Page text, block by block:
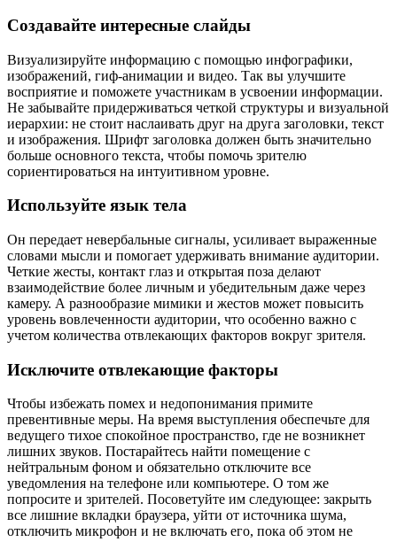
Создавайте интересные слайды
Визуализируйте информацию с помощью инфографики,
изображений, гиф-анимации и видео. Так вы улучшите
восприятие и поможете участникам в усвоении информации.
Не забывайте придерживаться четкой структуры и визуальной
иерархии: не стоит наслаивать друг на друга заголовки, текст
и изображения. Шрифт заголовка должен быть значительно
больше основного текста, чтобы помочь зрителю
сориентироваться на интуитивном уровне.
Используйте язык тела
Он передает невербальные сигналы, усиливает выраженные
словами мысли и помогает удерживать внимание аудитории.
Четкие жесты, контакт глаз и открытая поза делают
взаимодействие более личным и убедительным даже через
камеру. А разнообразие мимики и жестов может повысить
уровень вовлеченности аудитории, что особенно важно с
учетом количества отвлекающих факторов вокруг зрителя.
Исключите отвлекающие факторы
Чтобы избежать помех и недопонимания примите
превентивные меры. На время выступления обеспечьте для
ведущего тихое спокойное пространство, где не возникнет
лишних звуков. Постарайтесь найти помещение с
нейтральным фоном и обязательно отключите все
уведомления на телефоне или компьютере. О том же
попросите и зрителей. Посоветуйте им следующее: закрыть
все лишние вкладки браузера, уйти от источника шума,
отключить микрофон и не включать его, пока об этом не